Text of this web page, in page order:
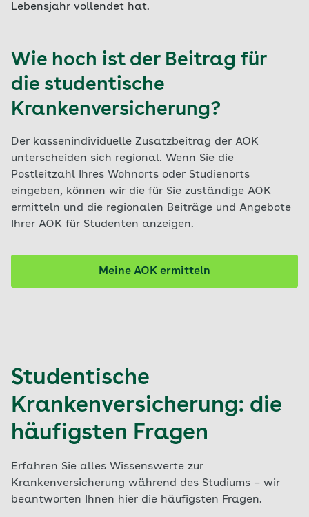
Lebensjahr vollendet hat.
Wie hoch ist der Beitrag für
die studentische
Krankenversicherung?
Der kassenindividuelle Zusatzbeitrag der AOK
unterscheiden sich regional. Wenn Sie die
Postleitzahl Ihres Wohnorts oder Studienorts
eingeben, können wir die für Sie zuständige AOK
ermitteln und die regionalen Beiträge und Angebote
Ihrer AOK für Studenten anzeigen.
Meine AOK ermitteln
Studentische
Krankenversicherung: die
häufigsten Fragen
Erfahren Sie alles Wissenswerte zur
Krankenversicherung während des Studiums – wir
beantworten Ihnen hier die häufigsten Fragen.